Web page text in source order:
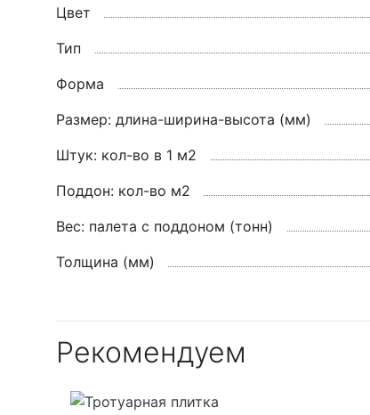
Цвет
Тип
Форма
Размер: длина-ширина-высота (мм)
Штук: кол-во в 1 м2
Поддон: кол-во м2
Вес: палета с поддоном (тонн)
Толщина (мм)
Рекомендуем